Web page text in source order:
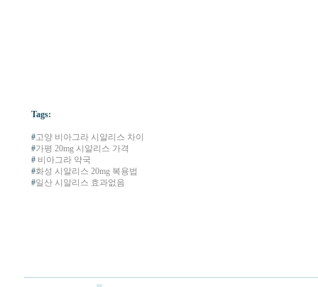
Tags:
#고양 비아그라 시알리스 차이
#가평 20mg 시알리스 가격
# 비아그라 약국
#화성 시알리스 20mg 복용법
#일산 시알리스 효과없음